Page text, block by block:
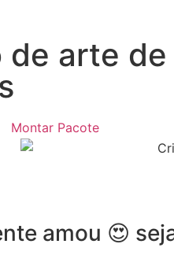
de arte
Montar Pacote
amou 😍